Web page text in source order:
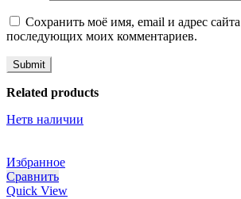
Сохранить моё имя, email и адрес
последующих моих комментариев.
Related products
Нетв наличии
Избранное
Сравнить
Quick View